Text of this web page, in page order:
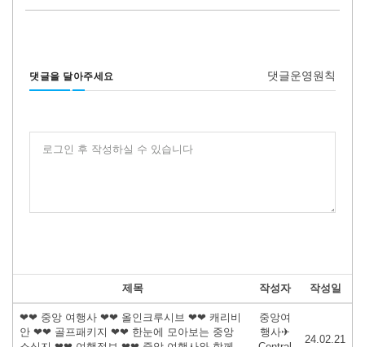
댓글을 달아주세요 댓글운영원칙
로그인 후 작성하실 수 있습니다
제목 작성자 작성일
❤❤ 중앙 여행사 ❤❤ 올인크루시브 ❤❤ 캐리비
안 ❤❤ 골프패키지 ❤❤ 한눈에 모아보는 중앙
중앙여
행사✈
24.02.21